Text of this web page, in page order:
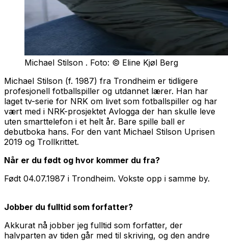
Michael Stilson . Foto: © Eline Kjøl Berg
Michael Stilson (f. 1987) fra Trondheim er tidligere
profesjonell fotballspiller og utdannet lærer. Han har
laget tv-serie for NRK om livet som fotballspiller og har
vært med i NRK-prosjektet Avlogga der han skulle leve
uten smarttelefon i et helt år. Bare spille ball er
debutboka hans. For den vant Michael Stilson Uprisen
2019 og Trollkrittet.
Når er du født og hvor kommer du fra?
Født 04.07.1987 i Trondheim. Vokste opp i samme by.
Jobber du fulltid som forfatter?
Akkurat nå jobber jeg fulltid som forfatter, der
halvparten av tiden går med til skriving, og den andre